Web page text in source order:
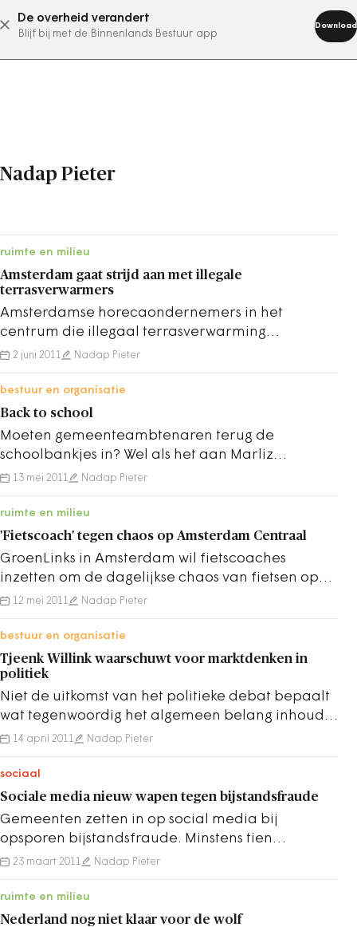
De overheid verandert
Blijf bij met de Binnenlands Bestuur app
Download
abonneer nu
Nadap Pieter
ruimte en milieu
Amsterdam gaat strijd aan met illegale
terrasverwarmers
Amsterdamse horecaondernemers in het
centrum die illegaal terrasverwarming
aanbieden moeten deze verwijderen, anders
2 juni 2011 Nadap Pieter
bestuur en organisatie
Back to school
Moeten gemeenteambtenaren terug de
schoolbankjes in? Wel als het aan Marliz
Schellekens ligt, de Gemeentelijke Ombudsman
13 mei 2011 Nadap Pieter
ruimte en milieu
'Fietscoach' tegen chaos op Amsterdam Centraal
GroenLinks in Amsterdam wil fietscoaches
inzetten om de dagelijkse chaos van fietsen op
het Centraal Station tegen te gaan. Deze
12 mei 2011 Nadap Pieter
bestuur en organisatie
Tjeenk Willink waarschuwt voor marktdenken in
politiek
Niet de uitkomst van het politieke debat bepaalt
wat tegenwoordig het algemeen belang inhoudt,
maar de logica van het marktdenken. Tijd…
14 april 2011 Nadap Pieter
sociaal
Sociale media nieuw wapen tegen bijstandsfraude
Gemeenten zetten in op social media bij
opsporen bijstandsfraude. Minstens tien
gemeenten gaan de hulp inroepen van
23 maart 2011 Nadap Pieter
ruimte en milieu
Nederland nog niet klaar voor de wolf